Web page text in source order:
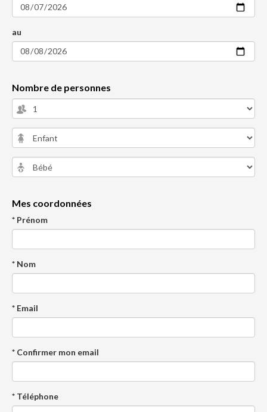
au
Nombre de personnes
Mes coordonnées
* Prénom
* Nom
* Email
* Confirmer mon email
* Téléphone